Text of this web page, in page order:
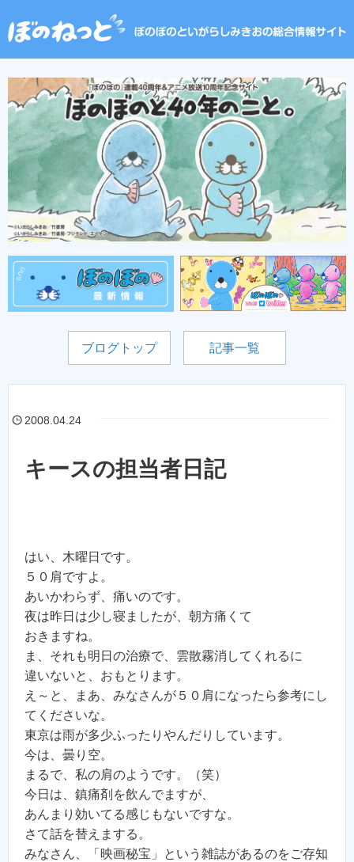
ブログトップ 記事一覧
2008.04.24
キースの担当者日記
はい、木曜日です。
５０肩ですよ。
あいかわらず、痛いのです。
夜は昨日は少し寝ましたが、朝方痛くて
おきますね。
ま、それも明日の治療で、雲散霧消してくれるに
違いないと、おもとります。
え～と、まあ、みなさんが５０肩になったら参考にし
てくださいな。
東京は雨が多少ふったりやんだりしています。
今は、曇り空。
まるで、私の肩のようです。（笑）
今日は、鎮痛剤を飲んでますが、
あんまり効いてる感じもないですな。
さて話を替えまする。
みなさん、「映画秘宝」という雑誌があるのをご存知